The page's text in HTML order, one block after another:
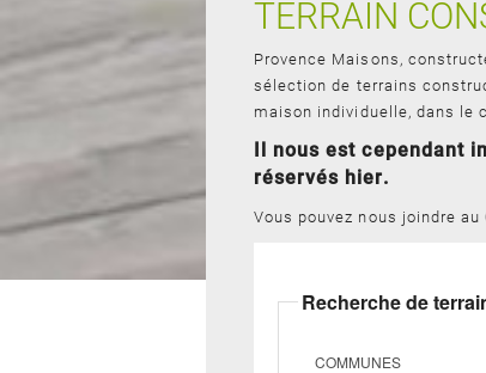
TERRAIN
Provence Maisons,
sélection de terrains
maison individuelle, dans le
Il nous est cependant
réservés hier.
Vous pouvez nous joindre au
Recherche de
COMMUNES